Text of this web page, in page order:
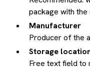
package with
Manufacturer
Producer of the
Storage
Free text field to